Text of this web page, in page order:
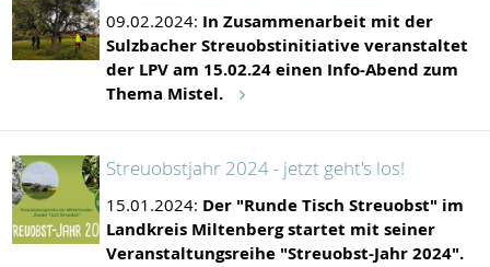
09.02.2024: In Zusammenarbeit mit der
Sulzbacher Streuobstinitiative veranstaltet
der LPV am 15.02.24 einen Info-Abend zum
Thema Mistel.
Streuobstjahr 2024 - jetzt geht's los!
15.01.2024: Der "Runde Tisch Streuobst" im
Landkreis Miltenberg startet mit seiner
Veranstaltungsreihe "Streuobst-Jahr 2024".